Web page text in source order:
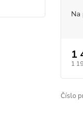
Na
1
1
Číslo